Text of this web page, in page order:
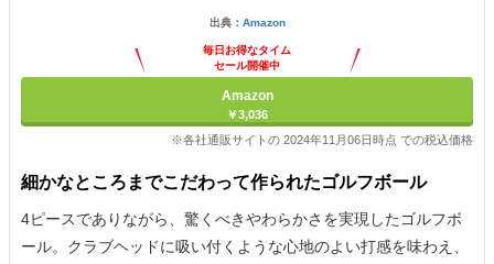
出典： Amazon
毎日お得なタイム
セール開催中
Amazon
￥3,036
※各社通販サイトの 2024年11月06日時点 での税込価格
細かなところまでこだわって作られたゴルフボール
4ピースでありながら、驚くべきやわらかさを実現したゴルフボ
ール。クラブヘッドに吸い付くような心地のよい打感を味わえ、